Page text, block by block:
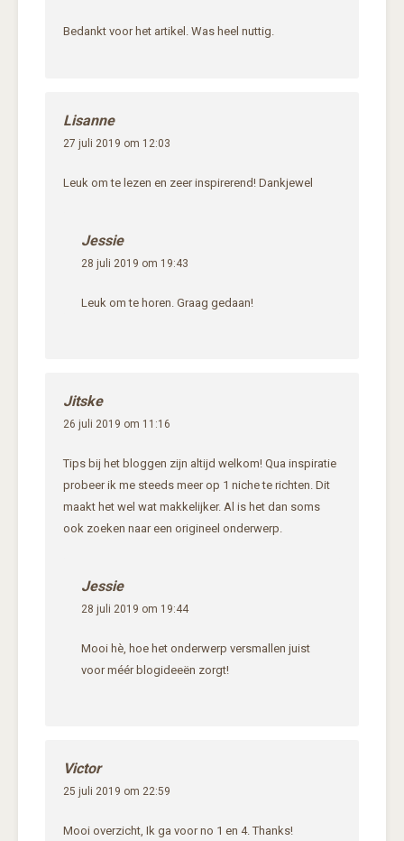
Bedankt voor het artikel. Was heel nuttig.
Lisanne
27 juli 2019 om 12:03
Leuk om te lezen en zeer inspirerend! Dankjewel
Jessie
28 juli 2019 om 19:43
Leuk om te horen. Graag gedaan!
Jitske
26 juli 2019 om 11:16
Tips bij het bloggen zijn altijd welkom! Qua inspiratie
probeer ik me steeds meer op 1 niche te richten. Dit
maakt het wel wat makkelijker. Al is het dan soms
ook zoeken naar een origineel onderwerp.
Jessie
28 juli 2019 om 19:44
Mooi hè, hoe het onderwerp versmallen juist
voor méér blogideeën zorgt!
Victor
25 juli 2019 om 22:59
Mooi overzicht, Ik ga voor no 1 en 4. Thanks!